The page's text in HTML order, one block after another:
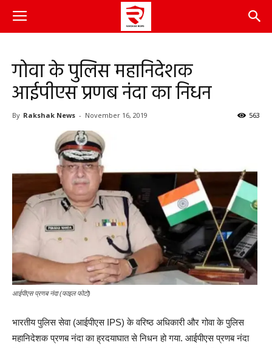
गोवा के पुलिस महानिदेशक
आईपीएस प्रणब नंदा का निधन
By Rakshak News - November 16, 2019 563
आईपीएस प्रणब नंदा (फाइल फोटो)
भारतीय पुलिस सेवा (आईपीएस IPS) के वरिष्ठ अधिकारी और गोवा के पुलिस
महानिदेशक प्रणब नंदा का ह्रदयाघात से निधन हो गया. आईपीएस प्रणब नंदा